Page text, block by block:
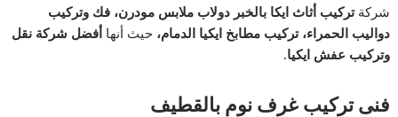
شركةتركيب أثاث ايكا بالخبردولاب ملابس مودرن، فك وتركيب
دواليب الحمراء، تركيب مطابخ ايكيا الدمام، حيث أنها أفضل شركة نقل
وتركيب عفش ايكيا.
فنى تركيب غرف نوم بالقطيف